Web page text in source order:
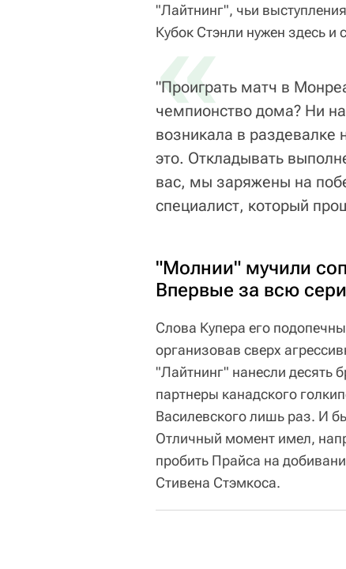
"Лайтнинг", чьи
Кубок Стэнли нужен здесь и
«
"Проиграть матч в
чемпионство дома? Ни
возникала в
это. Откладывать
вас, мы заряжены на
специалист, который
"Молнии" мучили
Впервые за всю
Слова Купера его
организовав сверх
"Лайтнинг" нанесли десять
партнеры канадского
Василевского лишь раз. И
Отличный момент имел,
пробить Прайса на
Стивена Стэмкоса.